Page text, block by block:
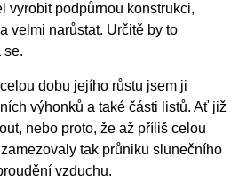
vyrobit podpůrnou konstrukci,
velmi narůstat. Určitě by to
se.
dobu jejího růstu jsem ji
výhonků a také části listů. Ať již
nebo proto, že až příliš celou
tak průniku slunečního
vzduchu.